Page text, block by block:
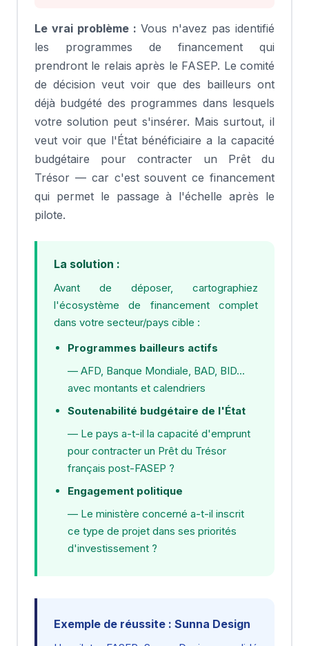
Le vrai problème : Vous n'avez pas identifié
les programmes de financement qui
prendront le relais après le FASEP. Le comité
de décision veut voir que des bailleurs ont
déjà budgété des programmes dans lesquels
votre solution peut s'insérer. Mais surtout, il
veut voir que l'État bénéficiaire a la capacité
budgétaire pour contracter un Prêt du
Trésor — car c'est souvent ce financement
qui permet le passage à l'échelle après le
pilote.
La solution :
Avant de déposer, cartographiez
l'écosystème de financement complet
dans votre secteur/pays cible :
Programmes bailleurs actifs
— AFD, Banque Mondiale, BAD, BID...
avec montants et calendriers
Soutenabilité budgétaire de l'État
— Le pays a-t-il la capacité d'emprunt
pour contracter un Prêt du Trésor
français post-FASEP ?
Engagement politique
— Le ministère concerné a-t-il inscrit
ce type de projet dans ses priorités
d'investissement ?
Exemple de réussite : Sunna Design